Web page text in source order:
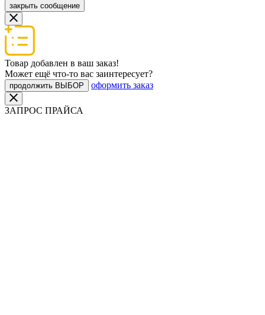
закрыть сообщение
Товар добавлен в ваш заказ!
Может ещё что-то вас заинтересует?
продолжить ВЫБОР оформить заказ
ЗАПРОС ПРАЙСА